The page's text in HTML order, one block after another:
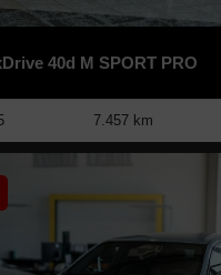
40d M SPORT PRO
7.457 km